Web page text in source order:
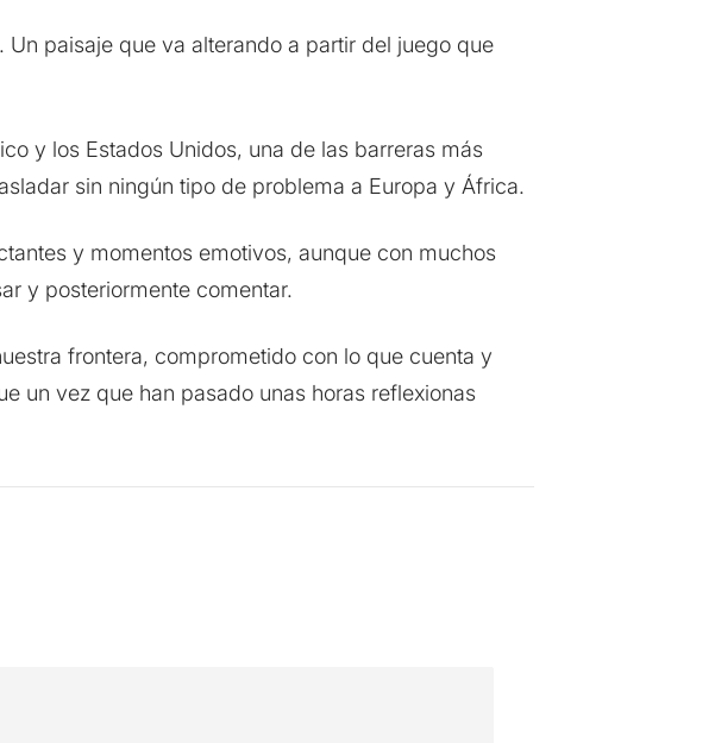
paisaje que va alterando a partir del juego que
y los Estados Unidos, una de las barreras más
sin ningún tipo de problema a Europa y África.
y momentos emotivos, aunque con muchos
y posteriormente comentar.
frontera, comprometido con lo que cuenta y
un vez que han pasado unas horas reflexionas